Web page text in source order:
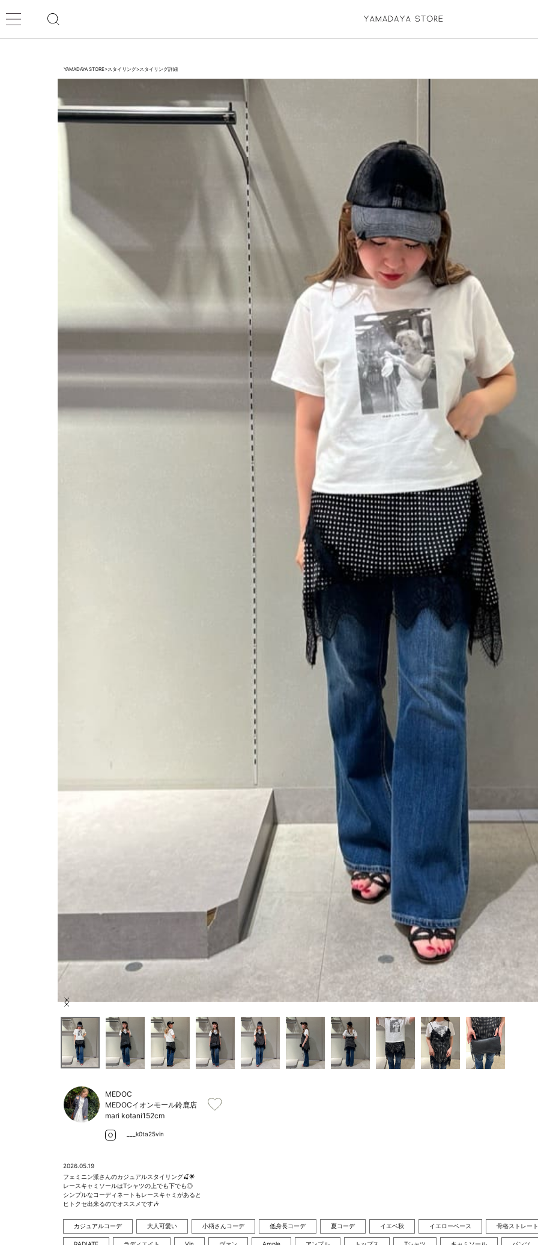
YAMADAYA STORE>スタイリング>スタイリング詳細
Item
of
10
MEDOC
MEDOCイオンモール鈴鹿店
mari kotani152cm
___k0ta25vin
2026.05.19
フェミニン派さんのカジュアルスタイリング🍒🌟
レースキャミソールはTシャツの上でも下でも◎
シンプルなコーディネートもレースキャミがあると
ヒトクセ出来るのでオススメです🎶
カジュアルコーデ 大人可愛い 小柄さんコーデ 低身長コーデ 夏コーデ イエベ秋 イエローベース 骨格ストレート